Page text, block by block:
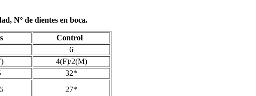
N° de dientes en boca.
Control
6
4(F)/2(M)
32*
27*